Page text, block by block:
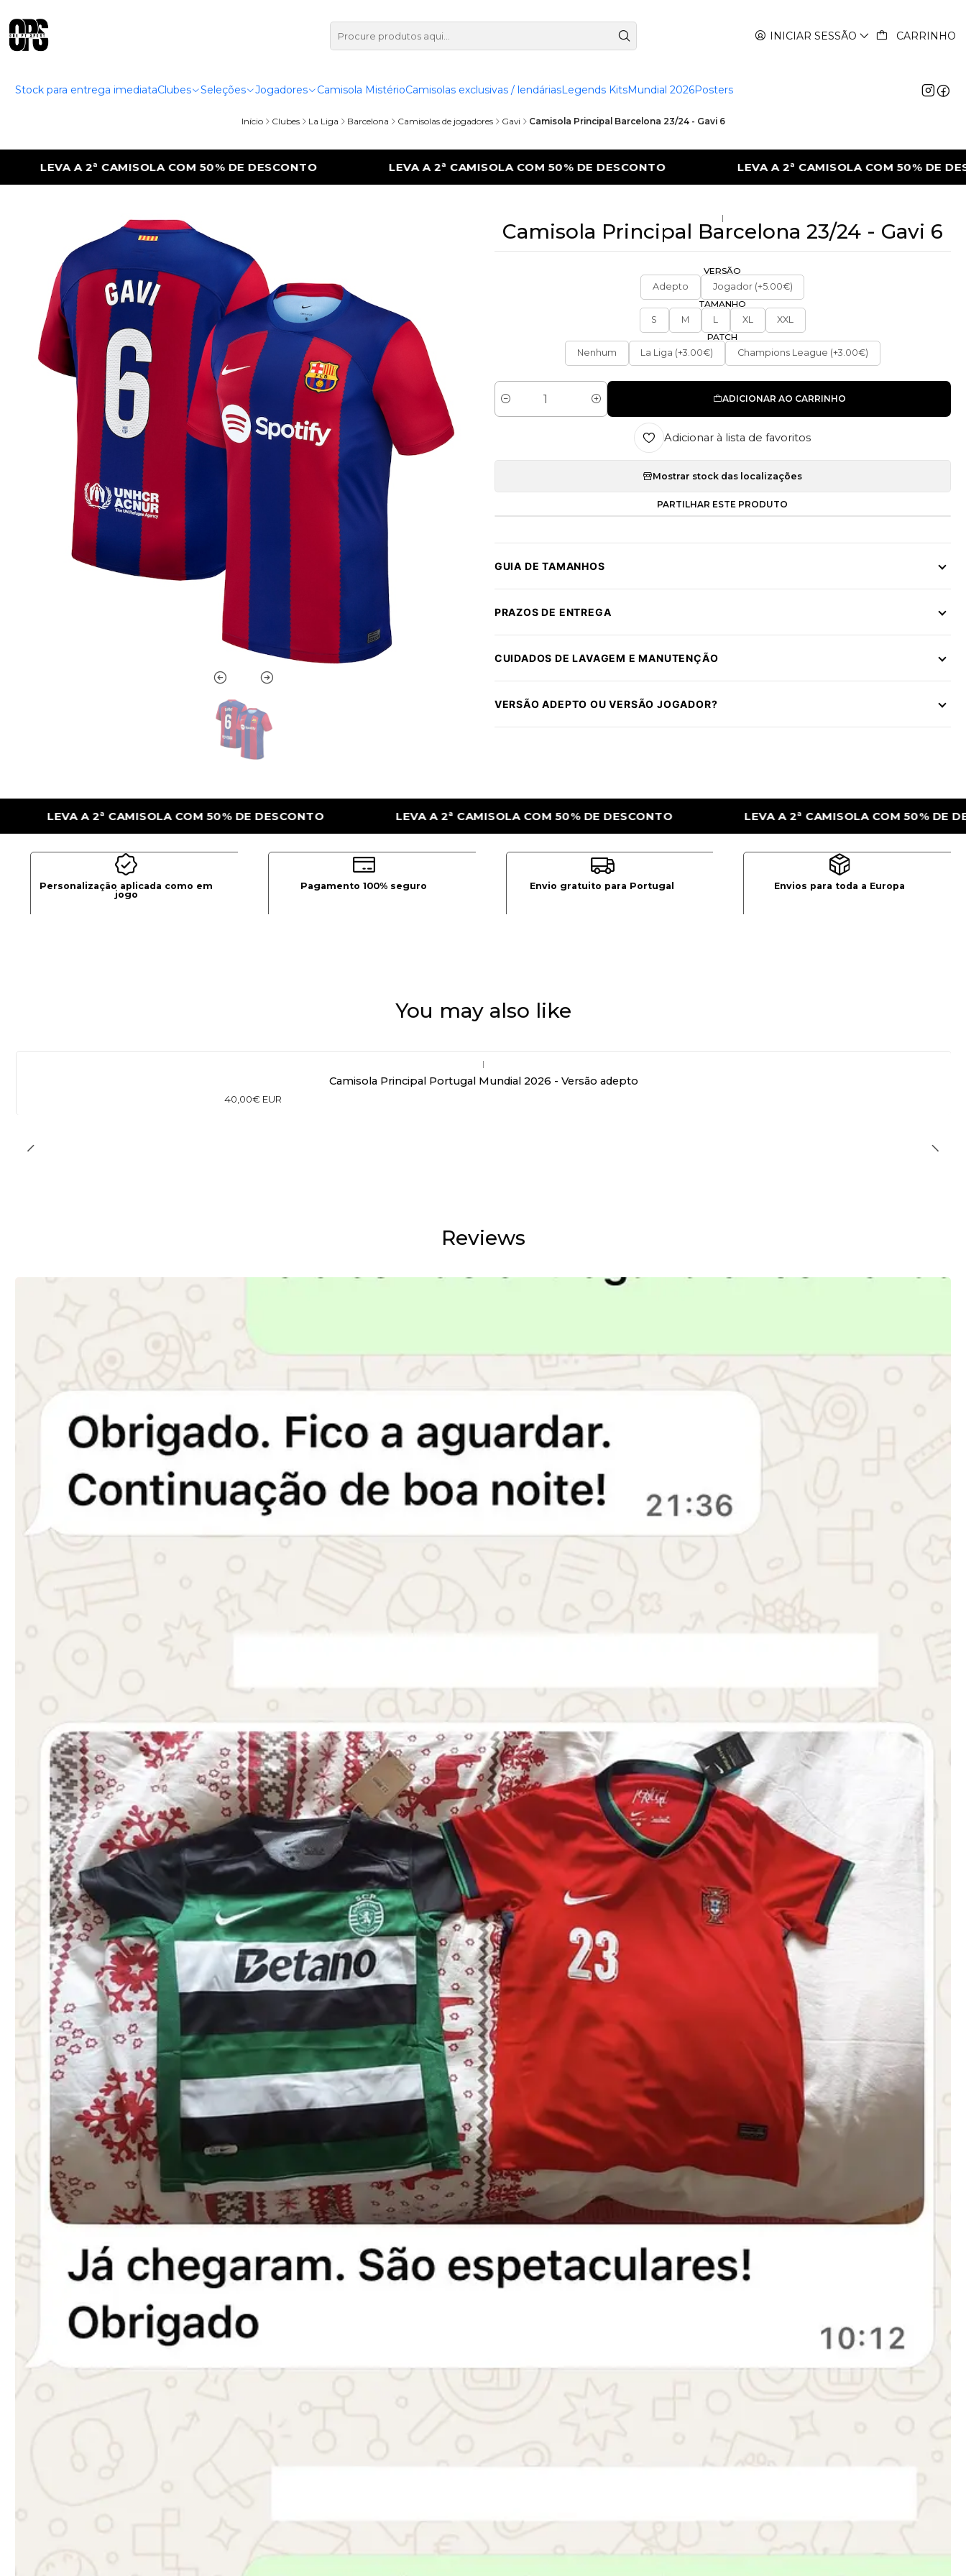
INICIAR SESSÃO CARRINHO
Stock para entrega imediataClubes Seleções Jogadores Camisola MistérioCamisolas exclusivas / lendáriasLegends KitsMundial 2026Posters
Início Clubes La Liga Barcelona Camisolas de jogadores Gavi Camisola Principal Barcelona 23/24 - Gavi 6
DE DESCONTO LEVA A 2ª CAMISOLA COM 50% DE DESCONTO LEVA A 2ª CAMISOLA COM 50% DE DESCONTO LEVA A 2ª
|
Camisola Principal Barcelona 23/24 - Gavi 6
VERSÃO
Adepto
Jogador (+5.00€)
TAMANHO
S
M L XL
XXL
PATCH
Nenhum
La Liga (+3.00€) Champions League (+3.00€)
Quantidade
ADICIONAR AO CARRINHO
Adicionar à lista de favoritos
Mostrar stock das localizações
PARTILHAR ESTE PRODUTO
GUIA DE TAMANHOS
PRAZOS DE ENTREGA
CUIDADOS DE LAVAGEM E MANUTENÇÃO
VERSÃO ADEPTO OU VERSÃO JOGADOR?
DE DESCONTO LEVA A 2ª CAMISOLA COM 50% DE DESCONTO LEVA A 2ª CAMISOLA COM 50% DE DESCONTO LEVA A 2ª
Personalização aplicada como em
jogo
Pagamento 100% seguro Envio gratuito para Portugal Envios para toda a Europa
You may also like
|
Camisola Principal Portugal Mundial 2026 - Versão adepto
40,00€ EUR
Reviews